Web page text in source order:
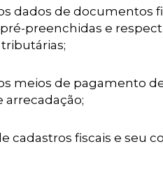
dados de documentos
preenchidas e
meios de pagamento
cadastros fiscais e